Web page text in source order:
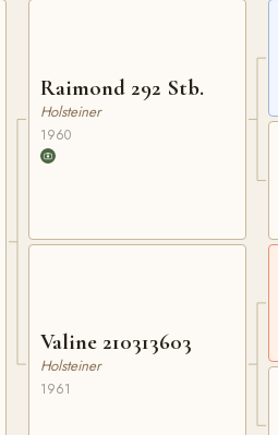
Raimond 292 Stb.
Holsteiner
1960
Valine 210313603
Holsteiner
1961